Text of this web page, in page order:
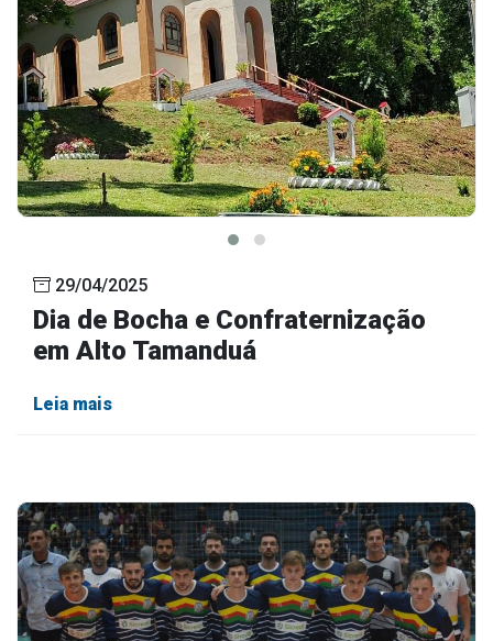
29/04/2025
Dia de Bocha e Confraternização
em Alto Tamanduá
Leia mais